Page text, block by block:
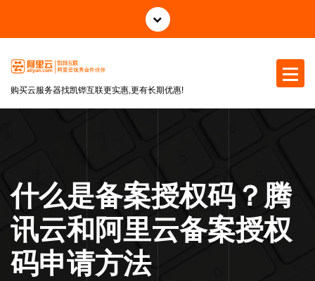
正
购买云服务器找凯铧互联更实惠,更有长期优惠!
什么是备案授权码？腾
讯云和阿里云备案授权
码申请方法